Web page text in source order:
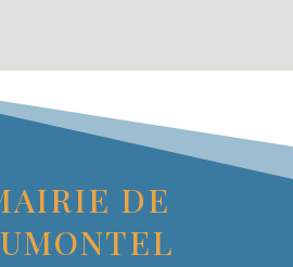
DE